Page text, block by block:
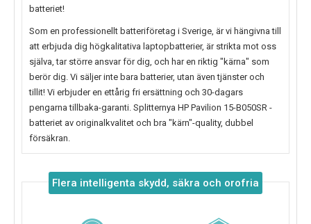
batteriet!
Som en professionellt batteriföretag i Sverige, är vi hängivna till
att erbjuda dig högkalitativa laptopbatterier, är strikta mot oss
själva, tar större ansvar för dig, och har en riktig "kärna" som
berör dig. Vi säljer inte bara batterier, utan även tjänster och
tillit! Vi erbjuder en ettårig fri ersättning och 30-dagars
pengarna tillbaka-garanti. Splitternya HP Pavilion 15-B050SR -
batteriet av originalkvalitet och bra "kärn"-quality, dubbel
försäkran.
Flera intelligenta skydd, säkra och orofria